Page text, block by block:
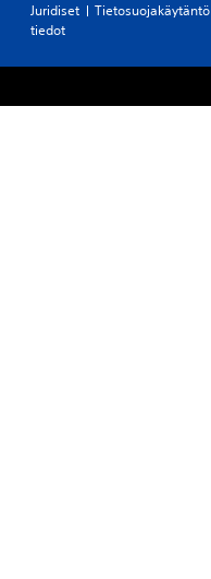
Juridiset
tiedot
Tietosuojakäytäntö